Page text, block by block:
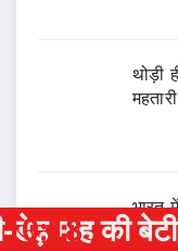
थोड़ी
भारत
जानें
की हत्या,
10:18